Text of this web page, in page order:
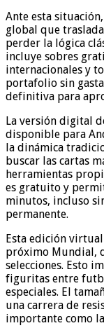
Ante esta
global que
perder la lógica
incluye sobres
internacionales y
portafolio sin
definitiva para
La versión digital
disponible para
la dinámica
buscar las cartas
herramientas
es gratuito y
minutos, incluso
permanente.
Esta edición
próximo Mundial,
selecciones. Esto
figuritas entre
especiales. El
una carrera de
importante como